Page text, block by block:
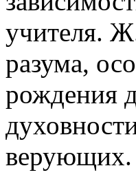
учителя.
разума,
рождения
верующих.